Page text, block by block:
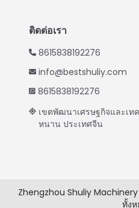
ติดต่อเรา
8615838192276
info@bestshuliy.com
8615838192276
เขตพัฒนาเศรษฐกิจและเ
หนาน ประเทศจีน
Zhengzhou Shuliy
ทั้ง
Portuguese
Spanish
Korean